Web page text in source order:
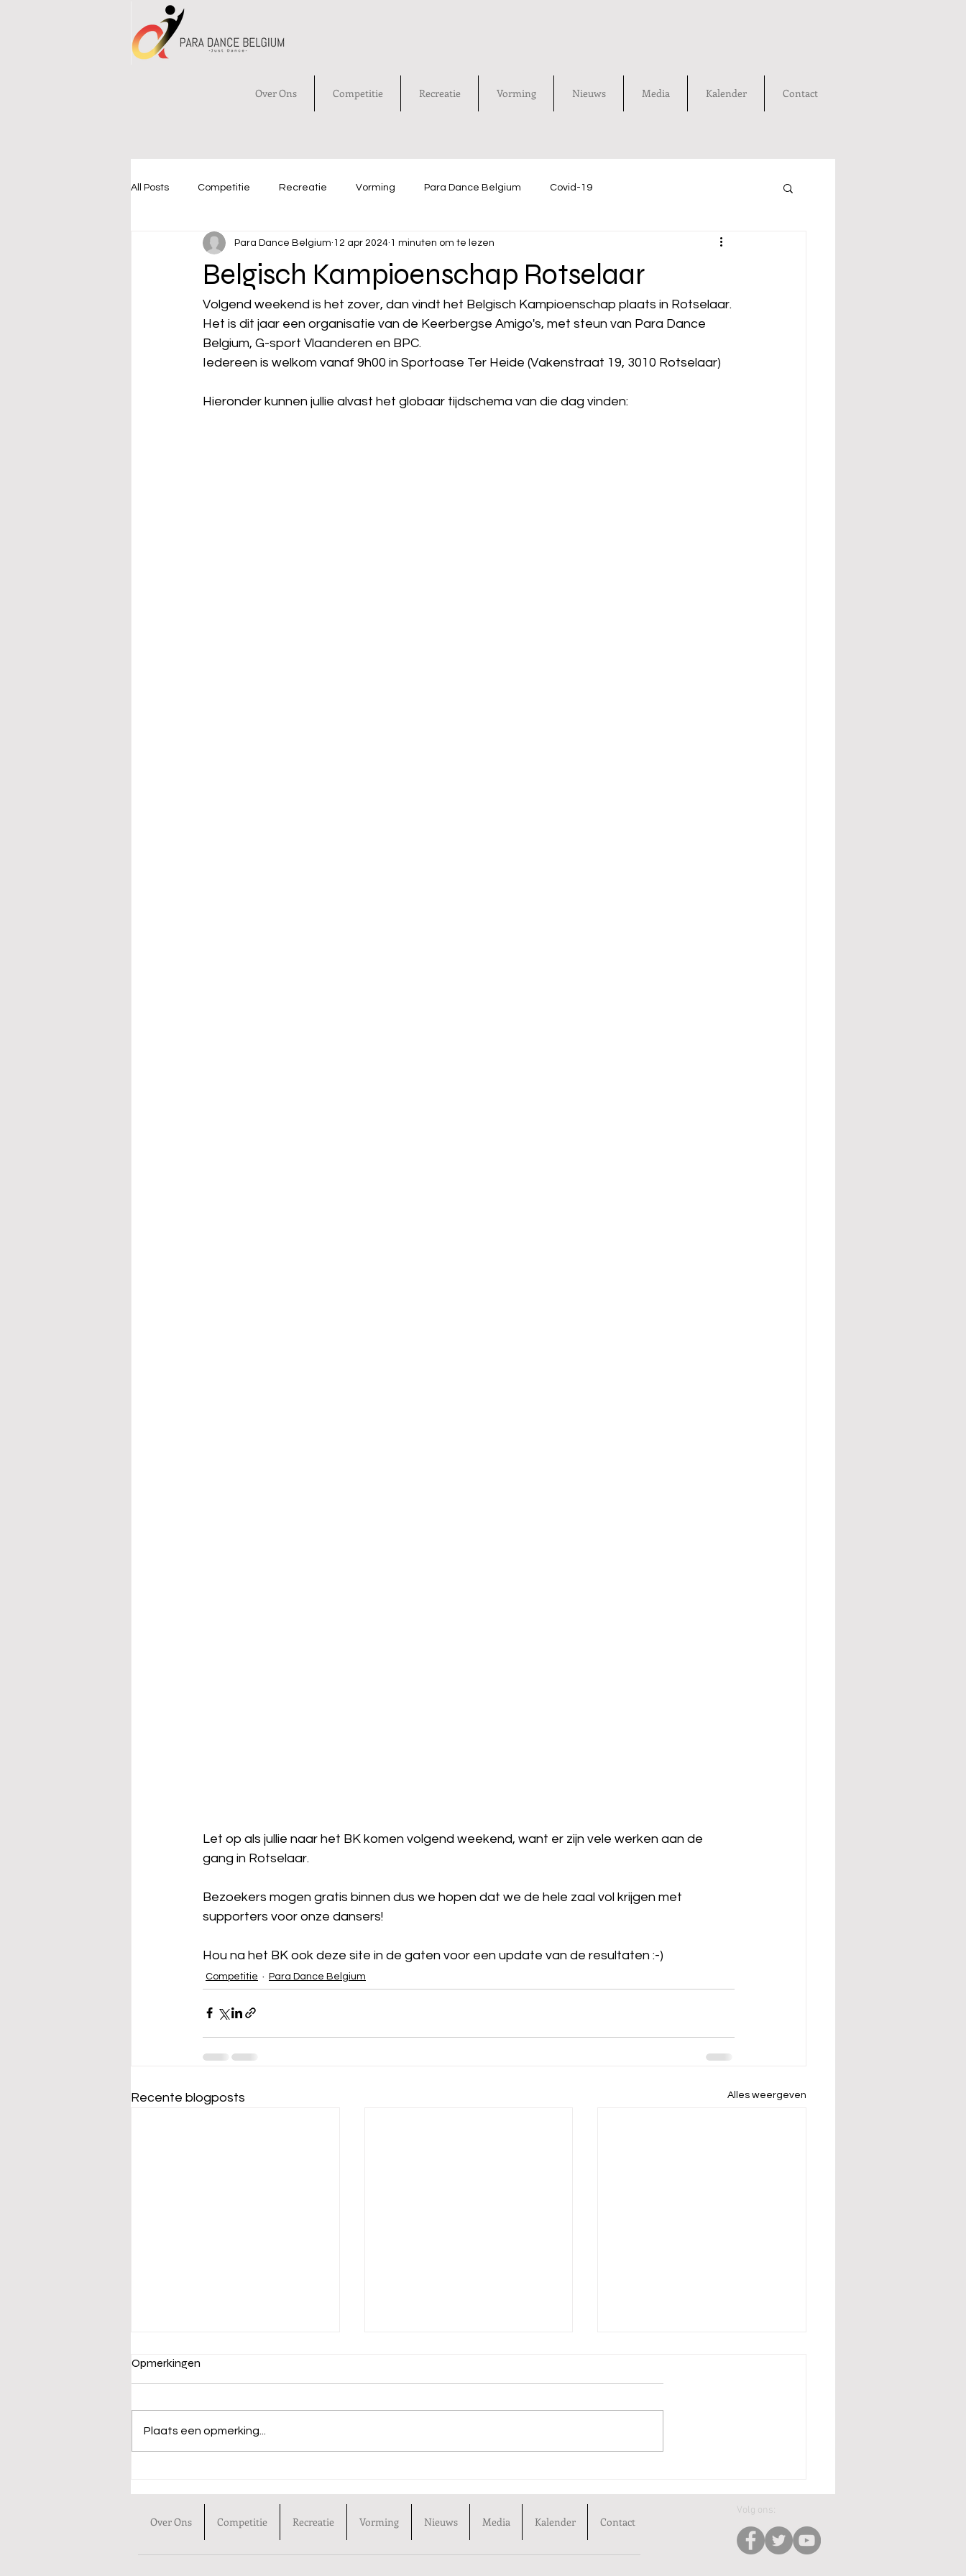
Over Ons Competitie Recreatie Vorming Nieuws Media Kalender Contact
All Posts Competitie Recreatie Vorming Para Dance Belgium Covid-19
Belgisch Kampioenschap Rotselaar
Para Dance Belgium 12 apr 2024 1 minuten om te lezen
Volgend weekend is het zover, dan vindt het Belgisch Kampioenschap plaats in Rotselaar.
Het is dit jaar een organisatie van de Keerbergse Amigo's, met steun van Para Dance
Belgium, G-sport Vlaanderen en BPC.
Iedereen is welkom vanaf 9h00 in Sportoase Ter Heide (Vakenstraat 19, 3010 Rotselaar)
Hieronder kunnen jullie alvast het globaar tijdschema van die dag vinden:
Let op als jullie naar het BK komen volgend weekend, want er zijn vele werken aan de
gang in Rotselaar.
Bezoekers mogen gratis binnen dus we hopen dat we de hele zaal vol krijgen met
supporters voor onze dansers!
Hou na het BK ook deze site in de gaten voor een update van de resultaten :-)
Competitie Para Dance Belgium
Recente blogposts Alles weergeven
Nationale dansdag 2025
Opmerkingen
Plaats een opmerking...
Over Ons Competitie Recreatie Vorming Nieuws Media Kalender Contact
Volg ons: